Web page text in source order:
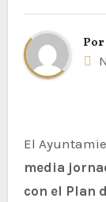
Por
El
media
con el Plan